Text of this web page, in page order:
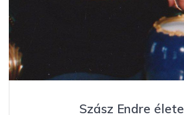
Szász Endre élete